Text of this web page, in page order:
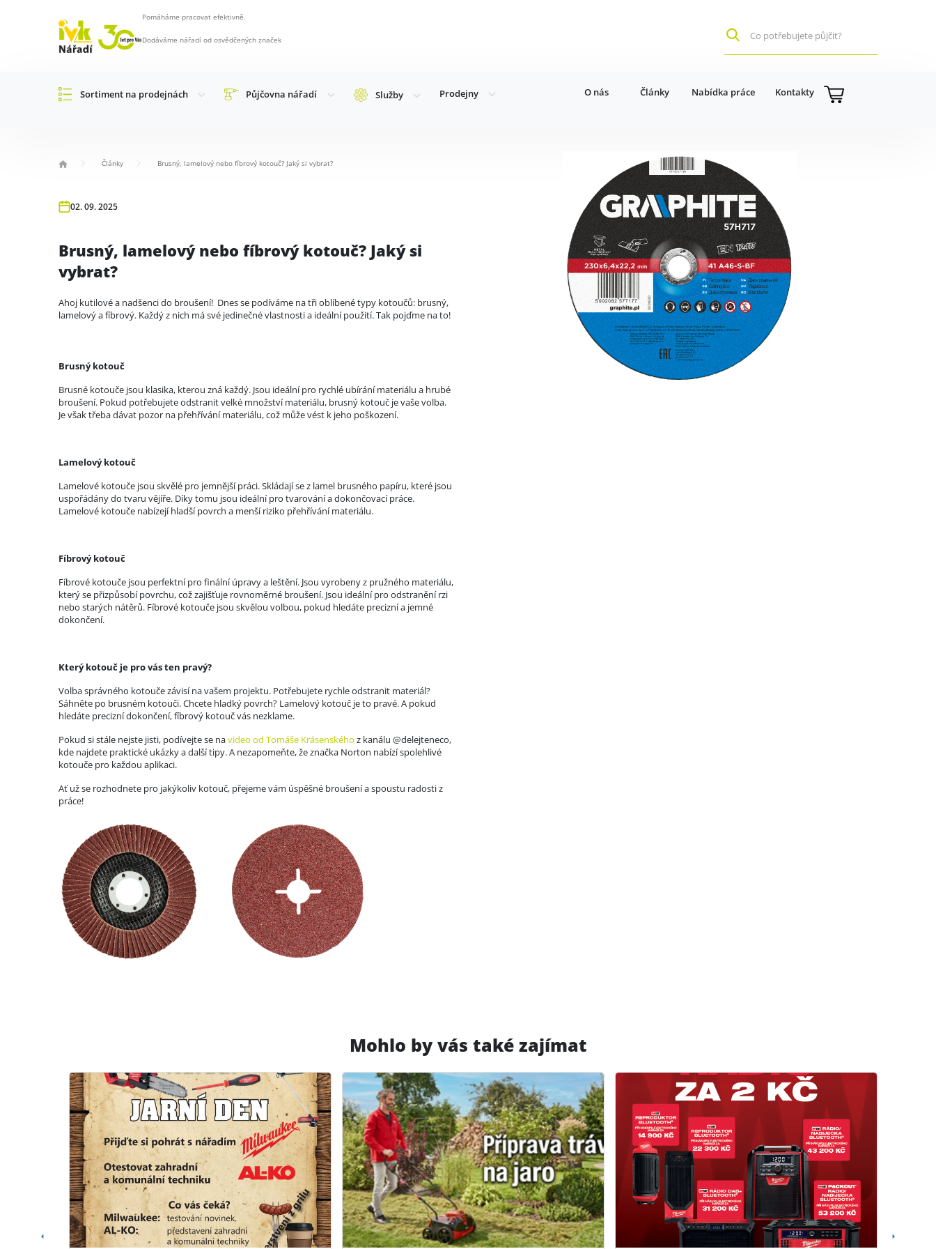
Pomáháme pracovat efektivně.
Dodáváme nářadí od osvědčených značek
Sortiment na prodejnách Půjčovna nářadí Služby Prodejny O nás Články Nabídka práce Kontakty
Články Brusný, lamelový nebo fíbrový kotouč? Jaký si vybrat?
02. 09. 2025
Brusný, lamelový nebo fíbrový kotouč? Jaký si
vybrat?
Ahoj kutilové a nadšenci do broušení! Dnes se podíváme na tři oblíbené typy kotoučů: brusný,
lamelový a fíbrový. Každý z nich má své jedinečné vlastnosti a ideální použití. Tak pojďme na to!
Brusný kotouč
Brusné kotouče jsou klasika, kterou zná každý. Jsou ideální pro rychlé ubírání materiálu a hrubé
broušení. Pokud potřebujete odstranit velké množství materiálu, brusný kotouč je vaše volba.
Je však třeba dávat pozor na přehřívání materiálu, což může vést k jeho poškození.
Lamelový kotouč
Lamelové kotouče jsou skvělé pro jemnější práci. Skládají se z lamel brusného papíru, které jsou
uspořádány do tvaru vějíře. Díky tomu jsou ideální pro tvarování a dokončovací práce.
Lamelové kotouče nabízejí hladší povrch a menší riziko přehřívání materiálu.
Fíbrový kotouč
Fíbrové kotouče jsou perfektní pro finální úpravy a leštění. Jsou vyrobeny z pružného materiálu,
který se přizpůsobí povrchu, což zajišťuje rovnoměrné broušení. Jsou ideální pro odstranění rzi
nebo starých nátěrů. Fíbrové kotouče jsou skvělou volbou, pokud hledáte precizní a jemné
dokončení.
Který kotouč je pro vás ten pravý?
Volba správného kotouče závisí na vašem projektu. Potřebujete rychle odstranit materiál?
Sáhněte po brusném kotouči. Chcete hladký povrch? Lamelový kotouč je to pravé. A pokud
hledáte precizní dokončení, fíbrový kotouč vás nezklame.
Pokud si stále nejste jisti, podívejte se navideo od Tomáše Krásenského z kanálu ‪@delejteneco‬,
kde najdete praktické ukázky a další tipy. A nezapomeňte, že značka Norton nabízí spolehlivé
kotouče pro každou aplikaci.
Ať už se rozhodnete pro jakýkoliv kotouč, přejeme vám úspěšné broušení a spoustu radosti z
práce!
Mohlo by vás také zajímat